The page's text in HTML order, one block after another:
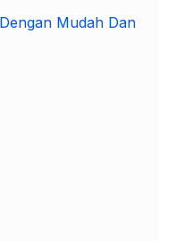
Mudah Dan